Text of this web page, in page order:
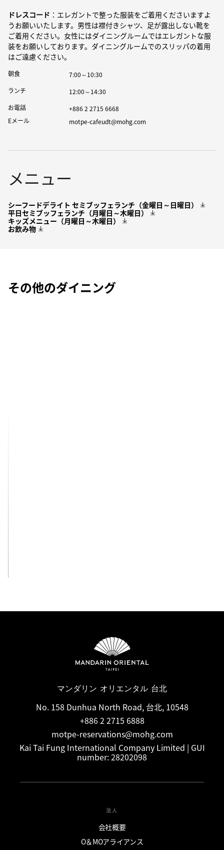
ドレスコード ：エレガントで整った服装をご着用くださいますよ
うお願いいたします。男性は襟付きシャツ、足が露出しない靴を
ご着用ください。女性にはダイニングルームではエレガントな服
装をお願いしております。ダイニングルームでのスリッパの着用
はご遠慮ください。
朝食
7:00～10:30
ランチ
12:00～14:30
お電話
+886 2 2715 6668
Eメール
motpe-cafeudt@mohg.com
メニュー
シーフードデライト セミブッフェランチ（金曜日～日曜日）
平日セミブッフェランチ（月曜日～木曜日）
キッズメニュー（月曜日～木曜日）
お飲み物
その他のダイニング
マンダリン オリエンタル 台北
No. 158 Dunhua North Road, 台北, 10548
+886 2 2715 6888
motpe-reservations@mohg.com
Kai Tai Fung International Company Limited | GUI
number: 28202098
法人
会社概要
O＆MOアライアンス